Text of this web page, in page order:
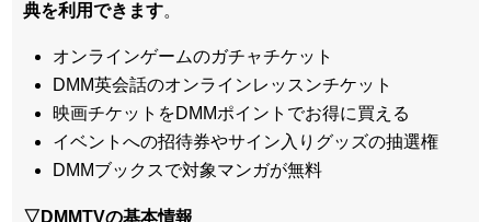
典を利用できます。
オンラインゲームのガチャチケット
DMM英会話のオンラインレッスンチケット
映画チケットをDMMポイントでお得に買える
イベントへの招待券やサイン入りグッズの抽選権
DMMブックスで対象マンガが無料
▽DMMTVの基本情報